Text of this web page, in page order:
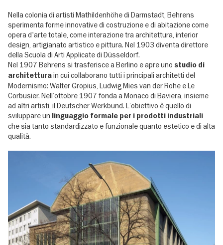
Nella colonia di artisti Mathildenhöhe di Darmstadt, Behrens
sperimenta forme innovative di costruzione e di abitazione come
opera d'arte totale, come interazione tra architettura, interior
design, artigianato artistico e pittura. Nel 1903 diventa direttore
della Scuola di Arti Applicate di Düsseldorf.
Nel 1907 Behrens si trasferisce a Berlino e apre uno studio di
architetturain cui collaborano tutti i principali architetti del
Modernismo: Walter Gropius, Ludwig Mies van der Rohe e Le
Corbusier. Nell’ottobre 1907 fonda a Monaco di Baviera, insieme
ad altri artisti, il Deutscher Werkbund. L’obiettivo è quello di
sviluppare un linguaggio formale per i prodotti industriali
che sia tanto standardizzato e funzionale quanto estetico e di alta
qualità.